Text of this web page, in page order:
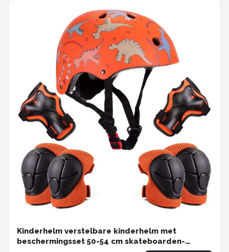
Kinderhelm verstelbare kinderhelm met
beschermingsset 50-54 cm skateboarden-